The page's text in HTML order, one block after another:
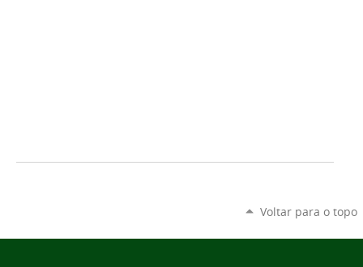
Voltar para o topo